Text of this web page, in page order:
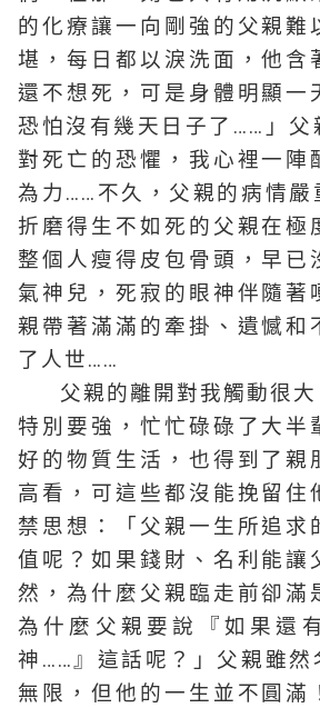
的化療讓一向剛強的父親難
堪，每日都以淚洗面，他含
還不想死，可是身體明顯一
恐怕沒有幾天日子了……」父
對死亡的恐懼，我心裡一陣
為力……不久，父親的病情嚴
折磨得生不如死的父親在極
整個人瘦得皮包骨頭，早已
氣神兒，死寂的眼神伴隨著
親帶著滿滿的牽掛、遺憾和
了人世……
父親的離開對我觸動很
特別要強，忙忙碌碌了大半
好的物質生活，也得到了親
高看，可這些都沒能挽留住
禁思想：「父親一生所追求
值呢？如果錢財、名利能讓
然，為什麼父親臨走前卻滿
為什麼父親要說『如果還
神……』這話呢？」父親雖然
無限，但他的一生並不圓滿